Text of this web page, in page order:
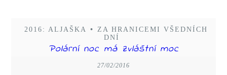
2016: ALJAŠKA •
ZA HRANICEMI VŠEDNÍCH
DNÍ
Polární noc má zvláštní moc
27/02/2016